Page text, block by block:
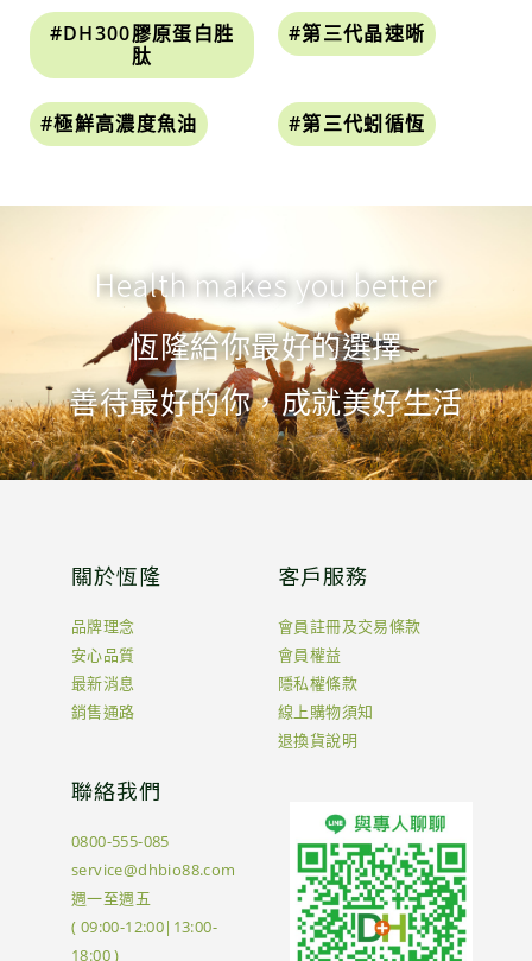
#DH300膠原蛋白胜
肽
#第三代晶速晰
#極鮮高濃度魚油 #第三代蚓循恆
Health makes you better
恆隆給你最好的選擇
善待最好的你，成就美好生活
關於恆隆
品牌理念
安心品質
最新消息
銷售通路
客戶服務
會員註冊及交易條款
會員權益
隱私權條款
線上購物須知
退換貨說明
聯絡我們
0800-555-085
service@dhbio88.com
週一至週五
( 09:00-12:00|13:00-
18:00 )